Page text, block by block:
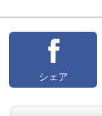
シェア